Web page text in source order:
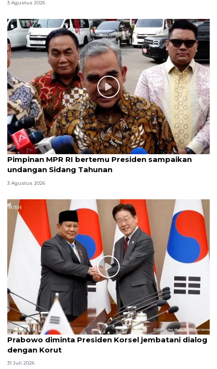
3 Agustus 2026
Pimpinan MPR RI bertemu Presiden sampaikan
undangan Sidang Tahunan
3 Agustus 2026
Prabowo diminta Presiden Korsel jembatani dialog
dengan Korut
31 Juli 2026